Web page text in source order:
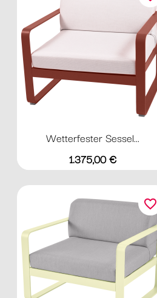
Wetterfester Sessel...
Preis
1.375,00 €
favorite_border